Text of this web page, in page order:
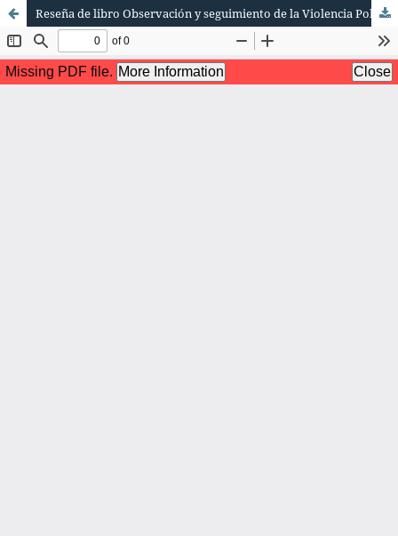
Reseña de libro Observación y seguimiento de la Violencia Política contra las Mujeres en razón de género en la Región Sureste